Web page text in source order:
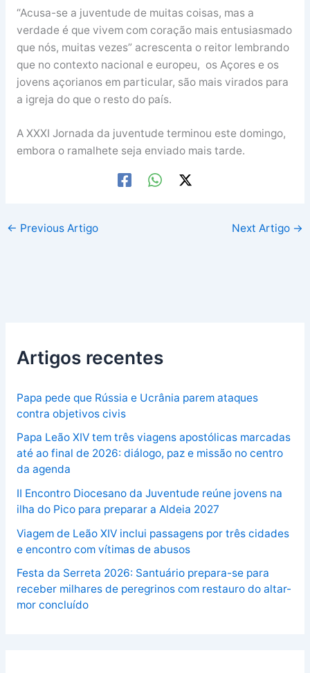
“Acusa-se a juventude de muitas coisas, mas a
verdade é que vivem com coração mais entusiasmado
que nós, muitas vezes” acrescenta o reitor lembrando
que no contexto nacional e europeu, os Açores e os
jovens açorianos em particular, são mais virados para
a igreja do que o resto do país.
A XXXI Jornada da juventude terminou este domingo,
embora o ramalhete seja enviado mais tarde.
← Previous Artigo Next Artigo →
Artigos recentes
Papa pede que Rússia e Ucrânia parem ataques
contra objetivos civis
Papa Leão XIV tem três viagens apostólicas marcadas
até ao final de 2026: diálogo, paz e missão no centro
da agenda
II Encontro Diocesano da Juventude reúne jovens na
ilha do Pico para preparar a Aldeia 2027
Viagem de Leão XIV inclui passagens por três cidades
e encontro com vítimas de abusos
Festa da Serreta 2026: Santuário prepara-se para
receber milhares de peregrinos com restauro do altar-
mor concluído